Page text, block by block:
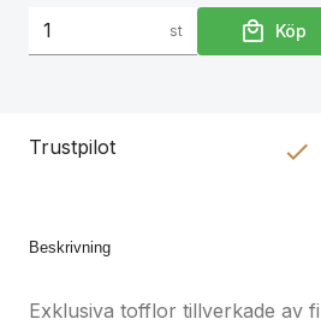
st Köp
Trustpilot
Beskrivning
Exklusiva tofflor tillverkade av